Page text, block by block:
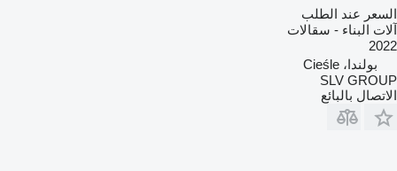
السعر عند الطلب
آلات البناء - سقالات
2022
بولندا، Cieśle
SLV GROUP
الاتصال بالبائع